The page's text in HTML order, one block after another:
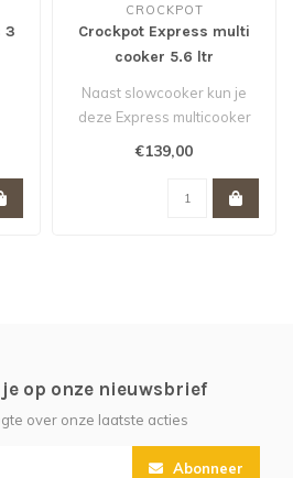
3
CROCKPOT
Crockpot Express multi
cooker 5.6 ltr
Naast slowcooker kun je
deze Express multicooker
€139,00
op onze nieuwsbrief
over onze laatste acties
Abonneer